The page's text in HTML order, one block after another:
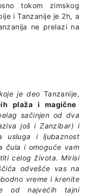
tokom zimskog
i Tanzanije je 2h, a
ne prelazi na
je deo Tanzanije,
plaža i
magične
sačinjen od dva
još i Zanzibar) i
usluga i ljubaznost
čula i omoguće vam
celog života. Mirisi
odvešće vas na
vreme i krenite
od najvećih tajni